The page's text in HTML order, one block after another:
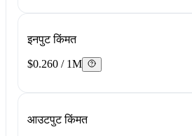
इनपुट किंमत
$0.260 / 1M
आउटपुट किंमत